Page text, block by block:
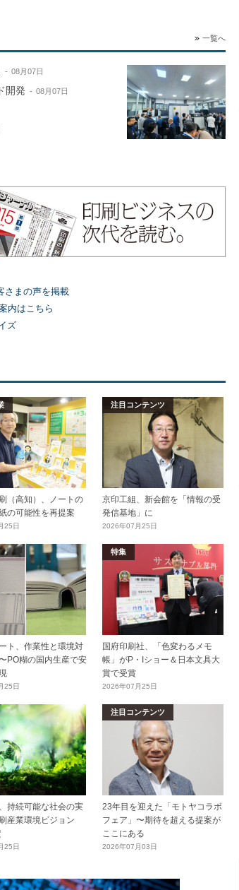
一覧へ
08月07日
開発 08月07日
さまの声を掲載
内はこちら
ズ
（高知）、ノートの
の可能性を再提案
25日
注目コンテンツ
京印工組、新会館を「情報の受
発信基地」に
2026年07月25日
ト、作業性と環境対
PO糊の国内生産で安
25日
特集
国府印刷社、「色変わるメモ
帳」がP・Iショー＆日本文具大
賞で受賞
2026年07月25日
持続可能な社会の実
産業環境ビジョン
25日
注目コンテンツ
23年目を迎えた「モトヤコラボ
フェア」〜期待を超える提案が
ここにある
2026年07月03日